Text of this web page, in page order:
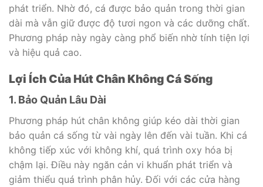
phát triển. Nhờ đó, cá được bảo quản trong thời gian
dài mà vẫn giữ được độ tươi ngon và các dưỡng chất.
Phương pháp này ngày càng phổ biến nhờ tính tiện lợi
và hiệu quả cao.
Lợi Ích Của Hút Chân Không Cá Sống
1. Bảo Quản Lâu Dài
Phương pháp hút chân không giúp kéo dài thời gian
bảo quản cá sống từ vài ngày lên đến vài tuần. Khi cá
không tiếp xúc với không khí, quá trình oxy hóa bị
chậm lại. Điều này ngăn cản vi khuẩn phát triển và
giảm thiểu quá trình phân hủy. Đối với các cửa hàng